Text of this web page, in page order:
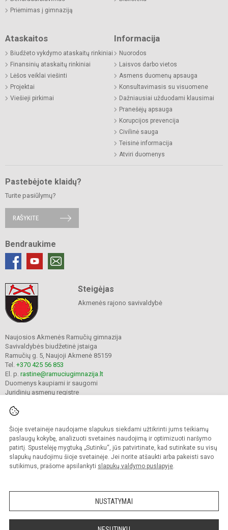
Šioje svetainėje naudojame slapukus siekdami užtikrinti jums teikiamų
paslaugų kokybę, analizuoti svetainės naudojimą ir optimizuoti naršymo
patirtį. Spustelėję mygtuką „Sutinku“, jūs patvirtinate, kad sutinkate su visų
slapukų naudojimu šioje svetainėje. Jei norite atšaukti arba pakeisti savo
sutikimus, prašome apsilankyti slapukų valdymo puslapyje.
NUSTATYMAI
Priėmimas į gimnaziją
Ataskaitos
Biudžeto vykdymo ataskaitų rinkiniai
Finansinių ataskaitų rinkiniai
Lėšos veiklai viešinti
Projektai
Viešieji pirkimai
Informacija
Nuorodos
Laisvos darbo vietos
Asmens duomenų apsauga
Konsultavimasis su visuomene
Dažniausiai užduodami klausimai
Pranešėjų apsauga
Korupcijos prevencija
Civilinė sauga
Teisinė informacija
Atviri duomenys
Pastebėjote klaidų?
Turite pasiūlymų?
RAŠYKITE
Bendraukime
Steigėjas
Akmenės rajono savivaldybė
Naujosios Akmenės Ramučių gimnazija
Savivaldybės biudžetinė įstaiga
Ramučių g. 5, Naujoji Akmenė 85159
Tel. +370 425 56 853
El. p. rastine@ramuciugimnazija.lt
Duomenys kaupiami ir saugomi
Juridinių asmenų registre
© 2024. Naujosios Akmenės Ramučių gimnazija. Visos teisės saugomos.
Kopijuoti turinį be raštiško įstaigos administracijos sutikimo griežtai draudžiama.
Prieinamumo paraiška Slapukų valdymas